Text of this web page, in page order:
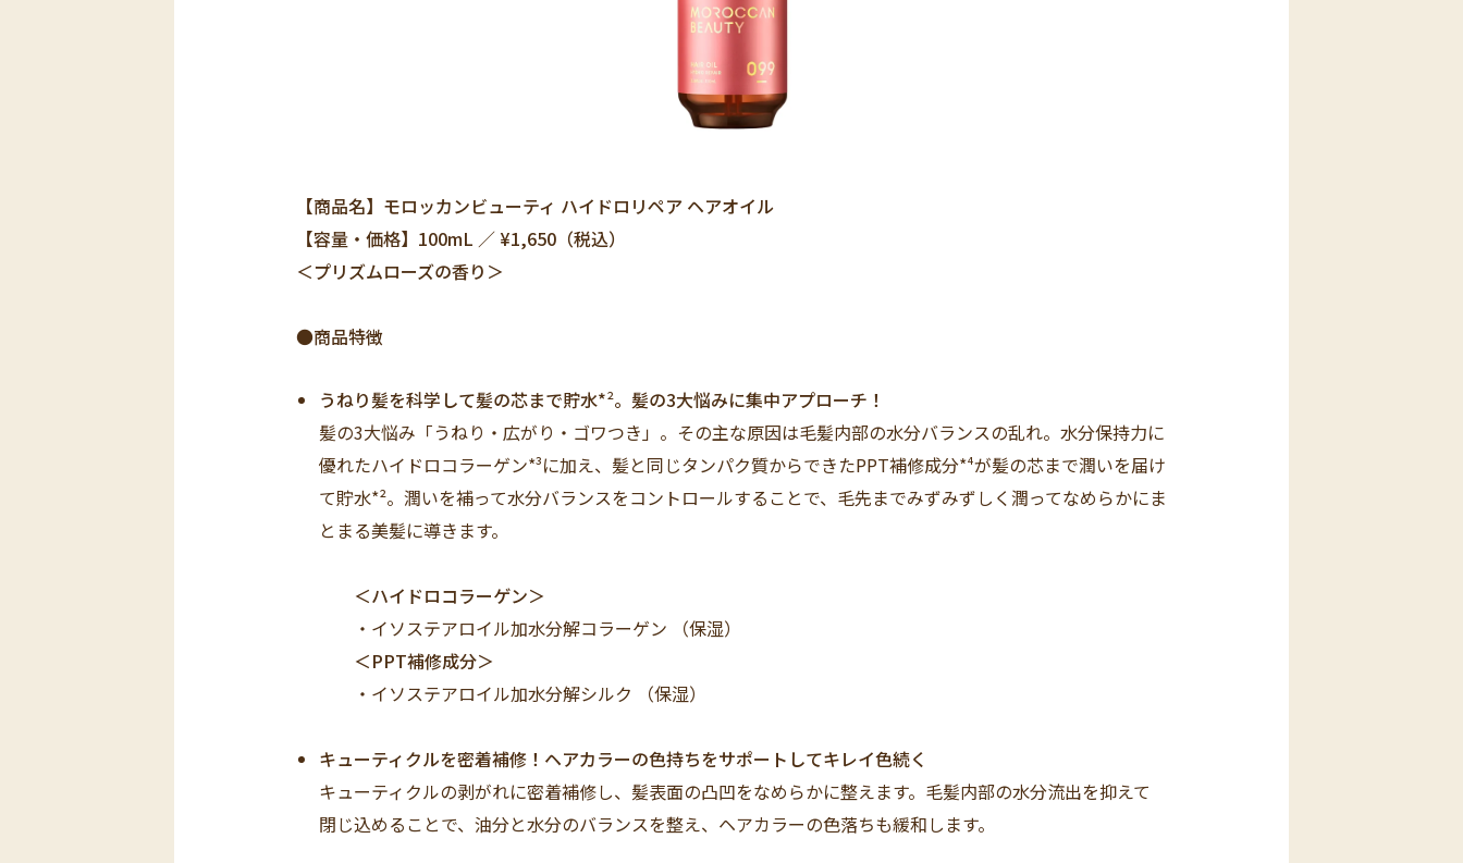
【商品名】モロッカンビューティ ハイドロリペア ヘアオイル
【容量・価格】100mL ／ ¥1,650（税込）
＜プリズムローズの香り＞
●商品特徴
うねり髪を科学して髪の芯まで貯水*²。髪の3大悩みに集中アプローチ！
髪の3大悩み「うねり・広がり・ゴワつき」。その主な原因は毛髪内部の水分バランスの乱れ。水分保持力に
優れたハイドロコラーゲン*³に加え、髪と同じタンパク質からできたPPT補修成分*⁴が髪の芯まで潤いを届け
て貯水*²。潤いを補って水分バランスをコントロールすることで、毛先までみずみずしく潤ってなめらかにま
とまる美髪に導きます。
＜ハイドロコラーゲン＞
・イソステアロイル加水分解コラーゲン （保湿）
＜PPT補修成分＞
・イソステアロイル加水分解シルク （保湿）
キューティクルを密着補修！ヘアカラーの色持ちをサポートしてキレイ色続く
キューティクルの剥がれに密着補修し、髪表面の凸凹をなめらかに整えます。毛髪内部の水分流出を抑えて
閉じ込めることで、油分と水分のバランスを整え、ヘアカラーの色落ちも緩和します。